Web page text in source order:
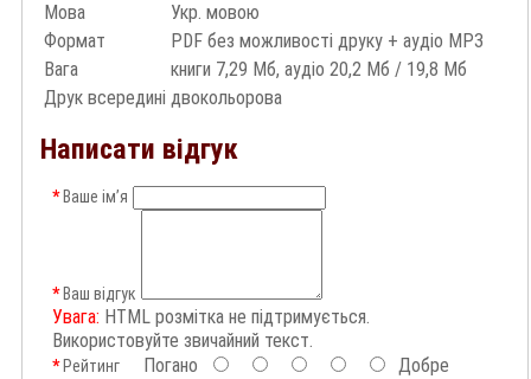
Мова
Укр. мовою
Формат
PDF без можливості друку + аудіо MP3
Вага
книги 7,29 Мб, аудіо 20,2 Мб / 19,8 Мб
Друк всередині двокольорова
Написати відгук
Ваше ім’я
Ваш відгук
Увага: HTML розмітка не підтримується.
Використовуйте звичайний текст.
Рейтинг Погано Добре